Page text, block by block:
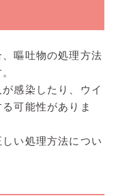
嘔吐物の処理方法
感染したり、ウイ
可能性がありま
い処理方法につい